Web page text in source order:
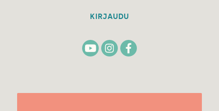
KIRJAUDU